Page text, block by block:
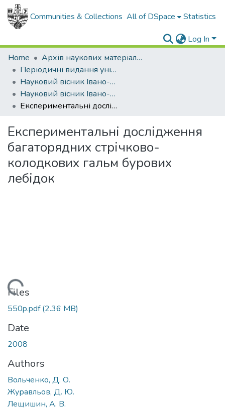
Communities & Collections All of DSpace Statistics
Log In
Home
Архів наукових матеріалів
Періодичні видання університету
Науковий вісник Івано-Франківського національного технічного університету нафти і газу
Науковий вісник Івано-Франківського національного технічного університету нафти і газу - 2008 - №1
Експериментальні дослідження багаторядних стрічково-колодкових гальм бурових лебідок
Експериментальні дослідження
багаторядних стрічково-
колодкових гальм бурових
лебідок
Loading...
Files
550p.pdf(2.36 MB)
Date
2008
Authors
Вольченко, Д. О.
Журавльов, Д. Ю.
Лещишин, А. В.